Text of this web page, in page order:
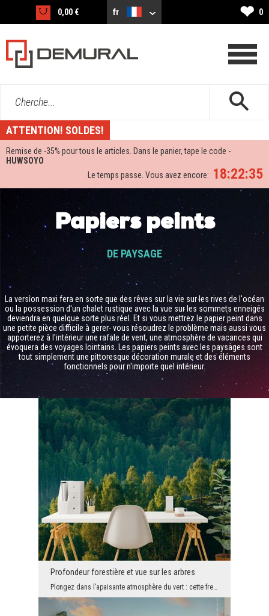
0,00 € fr ❤ 0
Cherche...
ATTENTION! SOLDES!
Remise de -35% pour tous le articles. Dans le panier, tape le code -
HUWSOYO
18:22:33
Le temps passe. Vous avez encore:
Papiers peints
DE PAYSAGE
La version maxi fera en sorte que des rêves sur la vie sur les rives de l'océan
ou la possession d'un chalet rustique avec la vue sur les sommets enneigés
deviendra en quelque sorte plus réel. Et si vous mettrez le papier peint dans
une petite pièce difficile à gerer- vous résoudrez le problème mais aussi vous
apporterez à l'intérieur une rafale de vent, une atmosphère de vacances qui
évoquera des voyages lointains. Les papiers peints avec les paysages sont
tout simplement une pittoresque décoration murale et des éléments
fonctionnels pour n'importe quel intérieur.
Profondeur forestière et vue sur les arbres
Plongez dans l’apaisante atmosphère du vert : cette fresque murale représentant une forêt de boul...